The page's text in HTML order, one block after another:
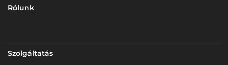
Rólunk
Szolgáltatás